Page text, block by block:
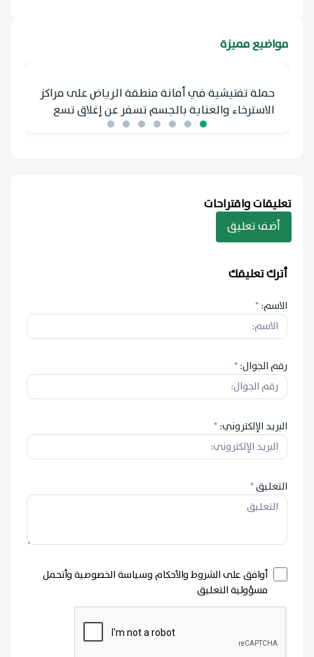
مواضيع مميزة
حملة تفتيشية في أمانة منطقة الرياض على مراكز
الاسترخاء والعناية بالجسم تسفر عن إغلاق تسع
منشآت، ورصد ألف ومائة وأربع وثلاثين مخالفة
تعليقات واقتراحات
أضف تعليق
أترك تعليقك
الاسم:*
رقم الجوال:*
البريد الإلكتروني:*
التعليق*
أوافق على الشروط والأحكام وسياسة الخصوصية وأتحمل
مسؤولية التعليق